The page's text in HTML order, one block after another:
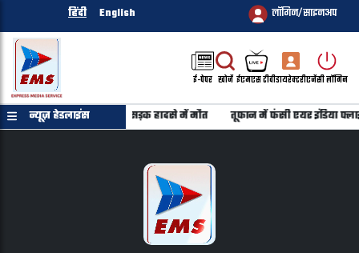
हिंदी English लॉगिन/साइनअप
ई-पेपर खोजें ईएमएस टीवीडायरेक्टरीएजेंसी लॉगिन
न्यूज़ हेडलाइंस
गुजरात लौट रहे 6 युवकों की सड़क हादसे में मौत तूफान में फंसी एयर इंडिया